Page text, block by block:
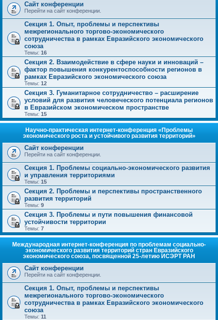
Сайт конференции
Перейти на сайт конференции.
Секция 1. Опыт, проблемы и перспективы
межрегионального торгово-экономического
сотрудничества в рамках Евразийского экономического
союза
Темы: 16
Секция 2. Взаимодействие в сфере науки и инноваций –
фактор повышения конкурентоспособности регионов в
рамках Евразийского экономического союза
Темы: 12
Секция 3. Гуманитарное сотрудничество – расширение
условий для развития человеческого потенциала регионов
в Евразийском экономическом пространстве
Темы: 15
Научно-практическая интернет-конференция «Проблемы
экономического роста и устойчивого развития территорий»
Сайт конференции
Перейти на сайт конференции.
Секция 1. Проблемы социально-экономического развития
и управления территориями
Темы: 15
Секция 2. Проблемы и перспективы пространственного
развития территорий
Темы: 9
Секция 3. Проблемы и пути повышения финансовой
устойчивости территории
Темы: 7
Международная интернет-конференция по проблемам социально-
экономического развития территорий стран Евразийского
экономического союза, посвященной 25-летию ИСЭРТ РАН
Сайт конференции
Перейти на сайт конференции.
Секция 1. Опыт, проблемы и перспективы
межрегионального торгово-экономического
сотрудничества в рамках Евразийского экономического
союза
Темы: 11